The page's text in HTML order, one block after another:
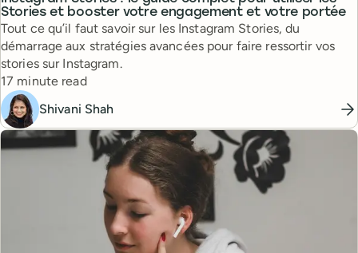
Stories et booster votre engagement et votre portée
Tout ce qu’il faut savoir sur les Instagram Stories, du
démarrage aux stratégies avancées pour faire ressortir vos
stories sur Instagram.
Reading time
17 minute read
Shivani Shah